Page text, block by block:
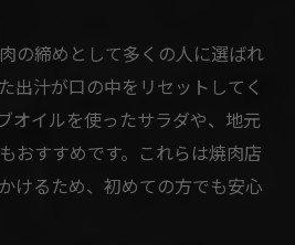
の締めとして多くの人に選ばれ
出汁が口の中をリセットしてく
オイルを使ったサラダや、地元
おすすめです。これらは焼肉店
けるため、初めての方でも安心